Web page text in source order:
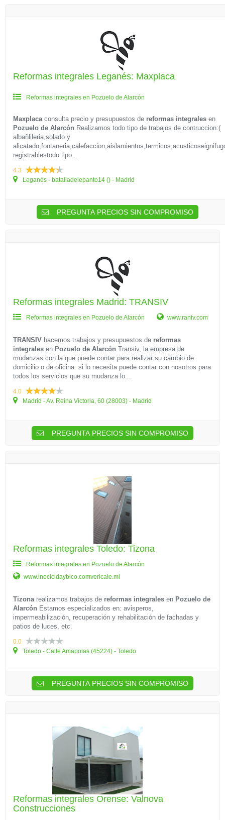
Reformas integrales Leganés: Maxplaca
Reformas integrales en Pozuelo de Alarcón
Maxplacaconsulta precio y presupuestos de reformas integrales en
Pozuelo de Alarcón Realizamos todo tipo de trabajos de contruccion:(
albañlileria,solado y
registrablestodo tipo...
4.3
Leganés - batalladelepanto14 () - Madrid
PREGUNTA PRECIOS SIN COMPROMISO
Reformas integrales Madrid: TRANSIV
Reformas integrales en Pozuelo de Alarcón www.raniv.com
TRANSIV hacemos trabajos y presupuestos de reformas
integrales en Pozuelo de Alarcón Transiv, la empresa de
mudanzas con la que puede contar para realizar su cambio de
domicilio o de oficina. si lo necesita puede contar con nosotros para
todos los servicios que su mudanza lo...
4.0
Madrid - Av. Reina Victoria, 60 (28003) - Madrid
PREGUNTA PRECIOS SIN COMPROMISO
Reformas integrales Toledo: Tizona
Reformas integrales en Pozuelo de Alarcón
www.inecicidaybico.comvericale.ml
Tizonarealizamos trabajos de reformas integrales en Pozuelo de
Alarcón Estamos especializados en: avisperos,
impermeabilización, recuperación y rehabilitación de fachadas y
patios de luces, etc.
0.0
Toledo - Calle Amapolas (45224) - Toledo
PREGUNTA PRECIOS SIN COMPROMISO
Reformas integrales Orense: Valnova
Construcciones